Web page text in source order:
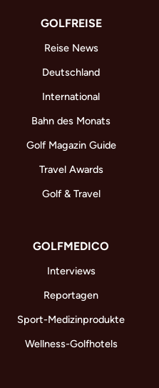
GOLFREISE
Reise News
Deutschland
International
Bahn des Monats
Golf Magazin Guide
Travel Awards
Golf & Travel
GOLFMEDICO
Interviews
Reportagen
Sport-Medizinprodukte
Wellness-Golfhotels